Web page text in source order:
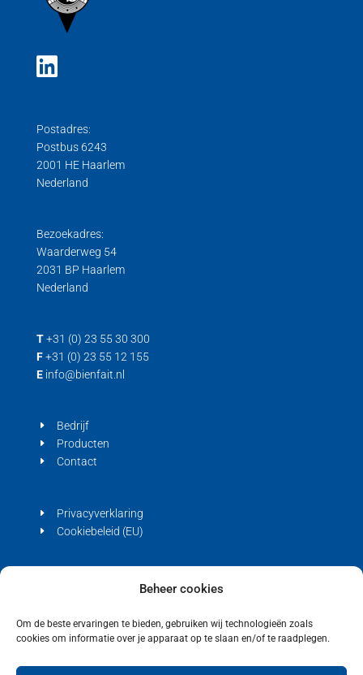
Beheer cookies
Om de beste ervaringen te bieden, gebruiken wij technologieën zoals
cookies om informatie over je apparaat op te slaan en/of te raadplegen.
Postadres:
Postbus 6243
2001 HE Haarlem
Nederland
Bezoekadres:
Waarderweg 54
2031 BP Haarlem
Nederland
T +31 (0) 23 55 30 300
F +31 (0) 23 55 12 155
E info@bienfait.nl
Bedrijf
Producten
Contact
Privacyverklaring
Cookiebeleid (EU)
Copyright © 2021 Bienfait